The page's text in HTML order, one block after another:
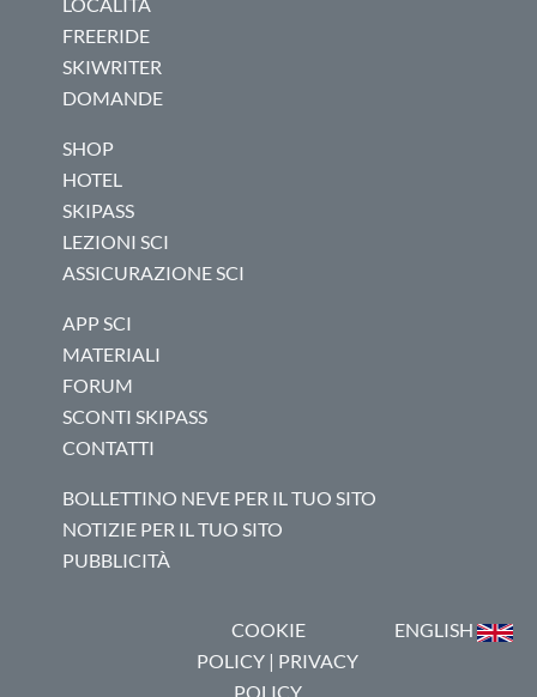
LOCALITÀ
FREERIDE
SKIWRITER
DOMANDE
SHOP
HOTEL
SKIPASS
LEZIONI SCI
ASSICURAZIONE SCI
APP SCI
MATERIALI
FORUM
SCONTI SKIPASS
CONTATTI
BOLLETTINO NEVE PER IL TUO SITO
NOTIZIE PER IL TUO SITO
PUBBLICITÀ
COOKIE
POLICY| PRIVACY
POLICY
ENGLISH